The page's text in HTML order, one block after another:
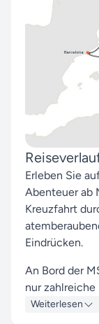
Erleben Sie
Abenteuer ab
Kreuzfahrt
Eindrücken.
An Bord der
nur
genießen
Weiterlesen